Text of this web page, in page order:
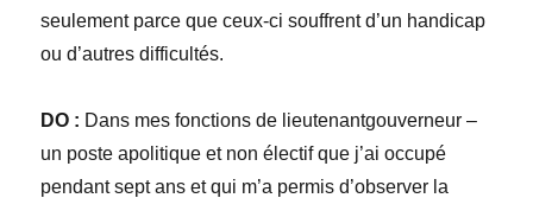
seulement parce que ceux-ci souffrent d’un handicap
ou d’autres difficultés.
DO : Dans mes fonctions de lieutenantgouverneur –
un poste apolitique et non électif que j’ai occupé
pendant sept ans et qui m’a permis d’observer la